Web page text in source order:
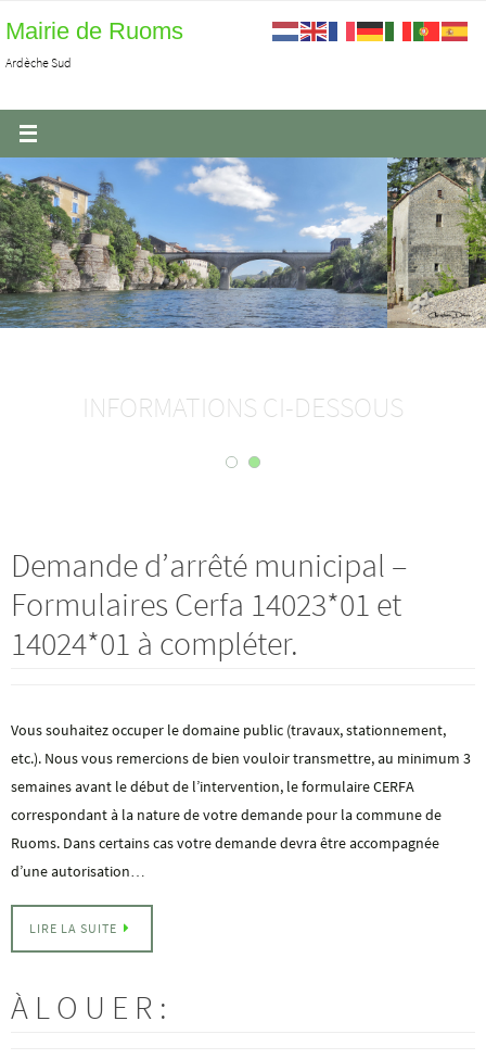
vers
le
Mairie de Ruoms
Ardèche Sud
Demande d’arrêté municipal –
Formulaires Cerfa 14023*01 et
14024*01 à compléter.
Vous souhaitez occuper le domaine public (travaux, stationnement,
etc.). Nous vous remercions de bien vouloir transmettre, au minimum 3
semaines avant le début de l’intervention, le formulaire CERFA
correspondant à la nature de votre demande pour la commune de
Ruoms. Dans certains cas votre demande devra être accompagnée
d’une autorisation…
LIRE LA SUITE
À L O U E R :